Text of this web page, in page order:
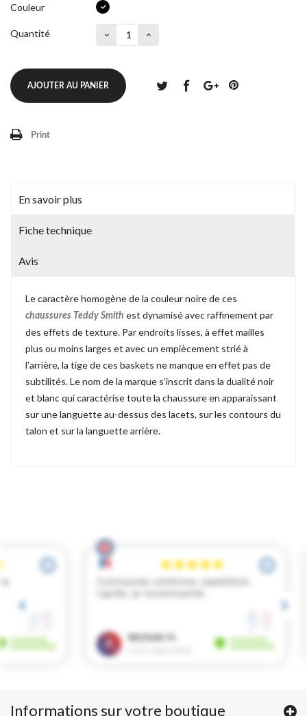
Couleur
Quantité
AJOUTER AU PANIER
Print
En savoir plus
Fiche technique
Avis
Le caractère homogène de la couleur noire de ces
chaussures Teddy Smith est dynamisé avec raffinement par
des effets de texture. Par endroits lisses, à effet mailles
plus ou moins larges et avec un empiècement strié à
l’arrière, la tige de ces baskets ne manque en effet pas de
subtilités. Le nom de la marque s’inscrit dans la dualité noir
et blanc qui caractérise toute la chaussure en apparaissant
sur une languette au-dessus des lacets, sur les contours du
talon et sur la languette arrière.
Informations sur votre boutique